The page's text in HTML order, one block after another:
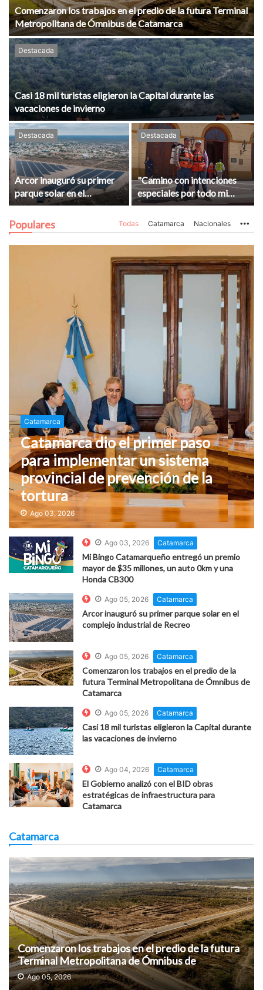
Comenzaron los trabajos en el predio de la futura Terminal
Metropolitana de Ómnibus de Catamarca
Destacada
Casi 18 mil turistas eligieron la Capital durante las
vacaciones de invierno
Destacada
Arcor inauguró su primer
parque solar en el
complejo industrial de
Recreo
Destacada
"Camino con intenciones
especiales por todo mi
pueblo"
Populares Todas Catamarca Nacionales
Catamarca
Catamarca dio el primer paso
para implementar un sistema
provincial de prevención de la
tortura
Ago 03, 2026
Ago 03, 2026 Catamarca
Mi Bingo Catamarqueño entregó un premio
mayor de $35 millones, un auto 0km y una
Honda CB300
Ago 05, 2026 Catamarca
Arcor inauguró su primer parque solar en el
complejo industrial de Recreo
Ago 05, 2026 Catamarca
Comenzaron los trabajos en el predio de la
futura Terminal Metropolitana de Ómnibus de
Catamarca
Ago 05, 2026 Catamarca
Casi 18 mil turistas eligieron la Capital durante
las vacaciones de invierno
Ago 04, 2026 Catamarca
El Gobierno analizó con el BID obras
estratégicas de infraestructura para
Catamarca
Catamarca
Comenzaron los trabajos en el predio de la futura
Terminal Metropolitana de Ómnibus de
Catamarca
Ago 05, 2026